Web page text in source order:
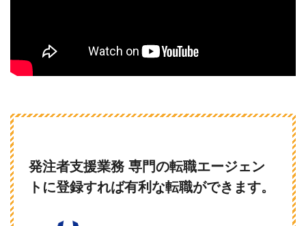
発注者支援業務 専門の転職エージェン
トに登録すれば有利な転職ができます。